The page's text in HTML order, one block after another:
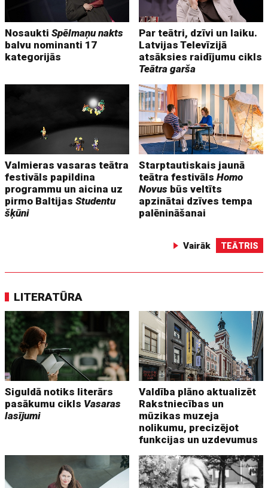
NosauktiSpēlmaņu nakts
balvu nominanti 17
kategorijās
Par teātri, dzīvi un laiku.
Latvijas Televīzijā
atsāksies raidījumu cikls
Teātra garša
Valmieras vasaras teātra
festivāls papildina
programmu un aicina uz
pirmo BaltijasStudentu
šķūni
Starptautiskais jaunā
teātra festivālsHomo
Novus būs veltīts
apzinātai dzīves tempa
palēnināšanai
Vairāk TEĀTRIS
LITERATŪRA
Siguldā notiks literārs
pasākumu cikls Vasaras
lasījumi
Valdība plāno aktualizēt
Rakstniecības un
mūzikas muzeja
nolikumu, precizējot
funkcijas un uzdevumus